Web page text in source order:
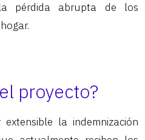
pérdida abrupta de los
proyecto?
la indemnización